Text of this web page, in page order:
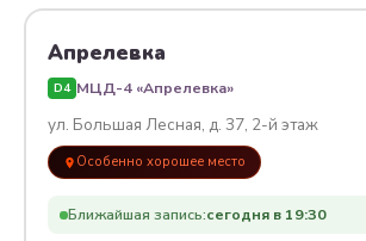
Апрелевка
D4 МЦД-4 «Апрелевка»
ул. Большая Лесная, д. 37, 2-й этаж
Особенно хорошее место
Ближайшая запись:сегодня в 19:30